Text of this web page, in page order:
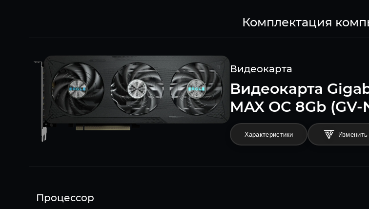
Комплектация
Видеокарта
Видеокарта
MAX OC 8Gb
Характеристики
Процессор